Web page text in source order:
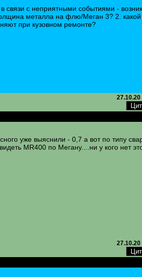
в связи с неприятными событиями -
металла на флю/Меган 3? 2. какой
при кузовном ремонте?
уже выяснили - 0,7 а вот по типу
MR400 по Мегану....ни у кого нет